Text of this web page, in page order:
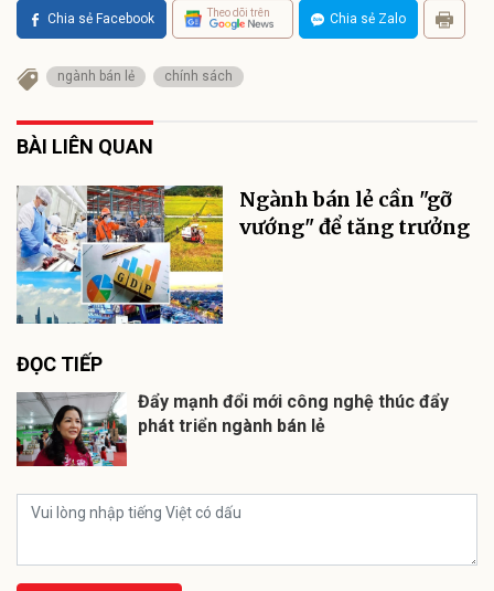
Chia sẻ Facebook Theo dõi trên Chia sẻ Zalo
ngành bán lẻ chính sách
BÀI LIÊN QUAN
Ngành bán lẻ cần "gỡ
vướng" để tăng trưởng
ĐỌC TIẾP
Đẩy mạnh đổi mới công nghệ thúc đẩy
phát triển ngành bán lẻ